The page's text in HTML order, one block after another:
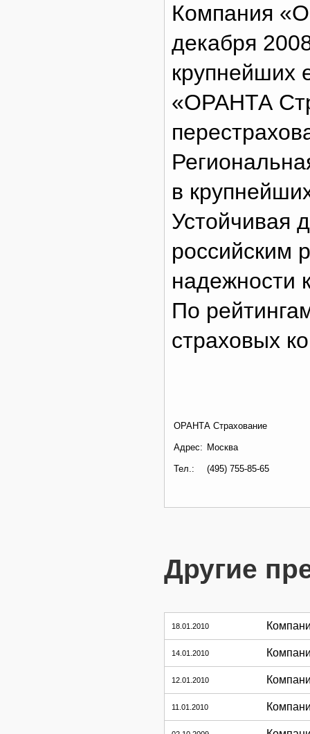
Компания
декабря
крупнейших
«ОРАНТА
в
Устойчивая
российским
надежности
По
страховых
ОРАНТА Страхование
Адрес: Москва
Тел.: (495) 755-85-65
Другие
18.01.2010
14.01.2010
12.01.2010
11.01.2010